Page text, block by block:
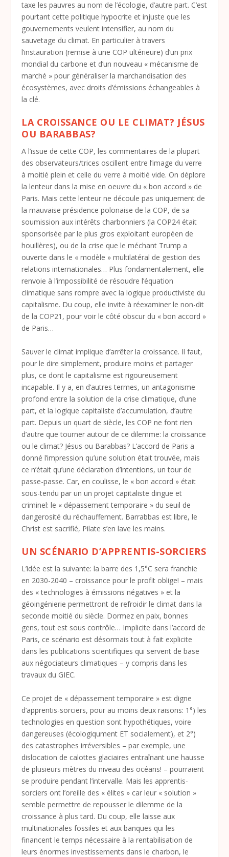
taxe les pauvres au nom de l’écologie, d’autre part. C’est
pourtant cette politique hypocrite et injuste que les
gouvernements veulent intensifier, au nom du
sauvetage du climat. En particulier à travers
l’instauration(remise àune COP ultérieure) d’un prix
mondial du carbone et d’un nouveau « mécanisme de
marché » pour généraliser la marchandisation des
écosystèmes, avec droits d’émissions échangeables à
la clé.
LA CROISSANCE OU LE CLIMAT? JÉSUS
OU BARABBAS?
A l’issue de cette COP, les commentaires de la plupart
des observateurs/trices oscillent entre l’image du verre
à moitié plein et celle du verre à moitié vide. On déplore
la lenteur dans la mise en oeuvre du « bon accord » de
Paris. Mais cette lenteur ne découle pas uniquement de
la mauvaise présidence polonaise de la COP, de sa
soumission aux intérêts charbonniers (la COP24 était
sponsorisée par le plus gros exploitant européen de
houillères), ou de la crise que le méchant Trump a
ouverte dans le « modèle » multilatéral de gestion des
relations internationales… Plus fondamentalement, elle
renvoie à l’impossibilité de résoudre l’équation
climatique sans rompre avec la logique productiviste du
capitalisme. Du coup, elle invite à réexaminer le non-dit
de la COP21, pour voir le côté obscur du « bon accord »
de Paris…
Sauver le climat implique d’arrêter la croissance. Il faut,
pour le dire simplement, produire moins et partager
plus, ce dont le capitalisme est rigoureusement
incapable. Il y a, en d’autres termes, un antagonisme
profond entre la solution de la crise climatique, d’une
part, et la logique capitaliste d’accumulation, d’autre
part. Depuis un quart de siècle, les COP ne font rien
d’autre que tourner autour de ce dilemme: la croissance
ou le climat? Jésus ou Barabbas? L’accord de Paris a
donné l’impression qu’une solution était trouvée, mais
ce n’était qu’une déclaration d’intentions, un tour de
passe-passe. Car, en coulisse, le « bon accord » était
sous-tendu par unun projet capitaliste dingue et
criminel: le « dépassement temporaire » du seuil de
dangerosité du réchauffement. Barrabbas est libre, le
Christ est sacrifié, Pilate s’en lave les mains.
UN SCÉNARIO D’APPRENTIS-SORCIERS
L’idée est la suivante: la barre des 1,5°C sera franchie
en 2030-2040 – croissance pour le profit oblige! – mais
des «technologies à émissions négatives » et la
géoingénierie permettront de refroidir le climat dans la
seconde moitié du siècle. Dormez en paix, bonnes
gens, tout est sous contrôle… Implicite dans l’accord de
Paris, ce scénario est désormais tout à fait explicite
dans les publications scientifiques qui servent de base
aux négociateurs climatiques – y compris dans les
travaux du GIEC.
Ce projet de « dépassement temporaire » est digne
d’apprentis-sorciers, pour au moins deux raisons: 1°) les
technologies en question sont hypothétiques, voire
dangereuses (écologiqument ET socialement), et 2°)
des catastrophes irréversibles – par exemple, une
dislocation de calottes glaciaires entraînant une hausse
de plusieurs mètres du niveau des océans! –pourraient
se produire pendant l’intervalle. Mais les apprentis-
sorciers ont l’oreille des « élites » car leur « solution »
semble permettre de repousser le dilemme de la
croissance à plus tard. Du coup, elle laisse aux
multinationales fossiles et aux banques qui les
financent le temps nécessaire à la rentabilisation de
leurs énormes investissements dans le charbon, le